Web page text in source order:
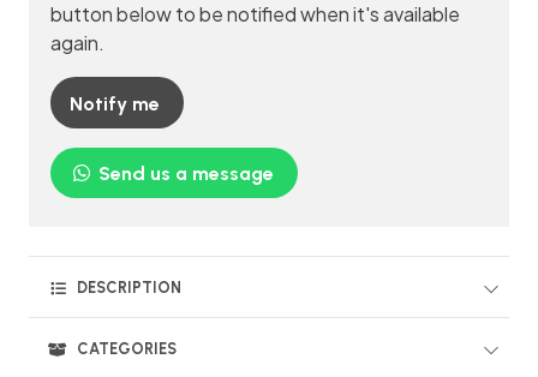
button below to be notified when it's available
again.
Notify me
Send us a message
DESCRIPTION
CATEGORIES